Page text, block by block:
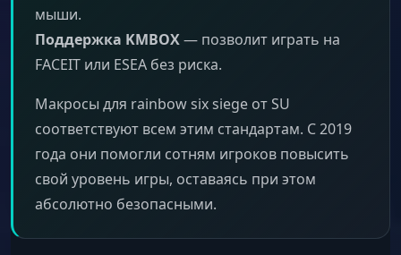
мыши.
Поддержка KMBOX— позволит играть на
FACEIT или ESEA без риска.
Макросы для rainbow six siege от SU
соответствуют всем этим стандартам. С 2019
года они помогли сотням игроков повысить
свой уровень игры, оставаясь при этом
абсолютно безопасными.